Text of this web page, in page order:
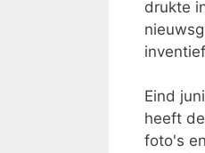
drukte
Eind
heeft
foto's